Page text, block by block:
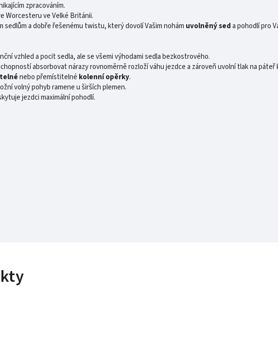
zpracováním.
Worcesteru ve Velké Británii.
a dobře řešenému twistu, který dovolí Vašim nohám uvolněný seda pohodlí pro
vzhled a pocit sedla, ale se všemi výhodami sedla bezkostrového.
absorbovat nárazy rovnoměrně rozloží váhu jezdce a zároveň uvolní tlak na páteř
nebo přemístitelné kolenní opěrky.
volný pohyb ramene u širších plemen.
jezdci maximální pohodlí.